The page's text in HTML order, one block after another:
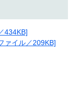
434KB]
ァイル／209KB]